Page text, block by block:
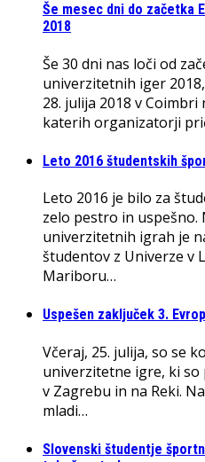
Še mesec dni do začetka
2018
Še 30 dni nas loči od
univerzitetnih iger
28. julija 2018 v
katerih organizatorji
Leto 2016 študentskih
Leto 2016 je bilo za
zelo pestro in uspešno.
univerzitetnih igrah je
študentov z Univerze v
Mariboru…
Uspešen zaključek 3.
Včeraj, 25. julija, so se
univerzitetne igre, ki so
v Zagrebu in na Reki.
mladi…
Slovenski študentje